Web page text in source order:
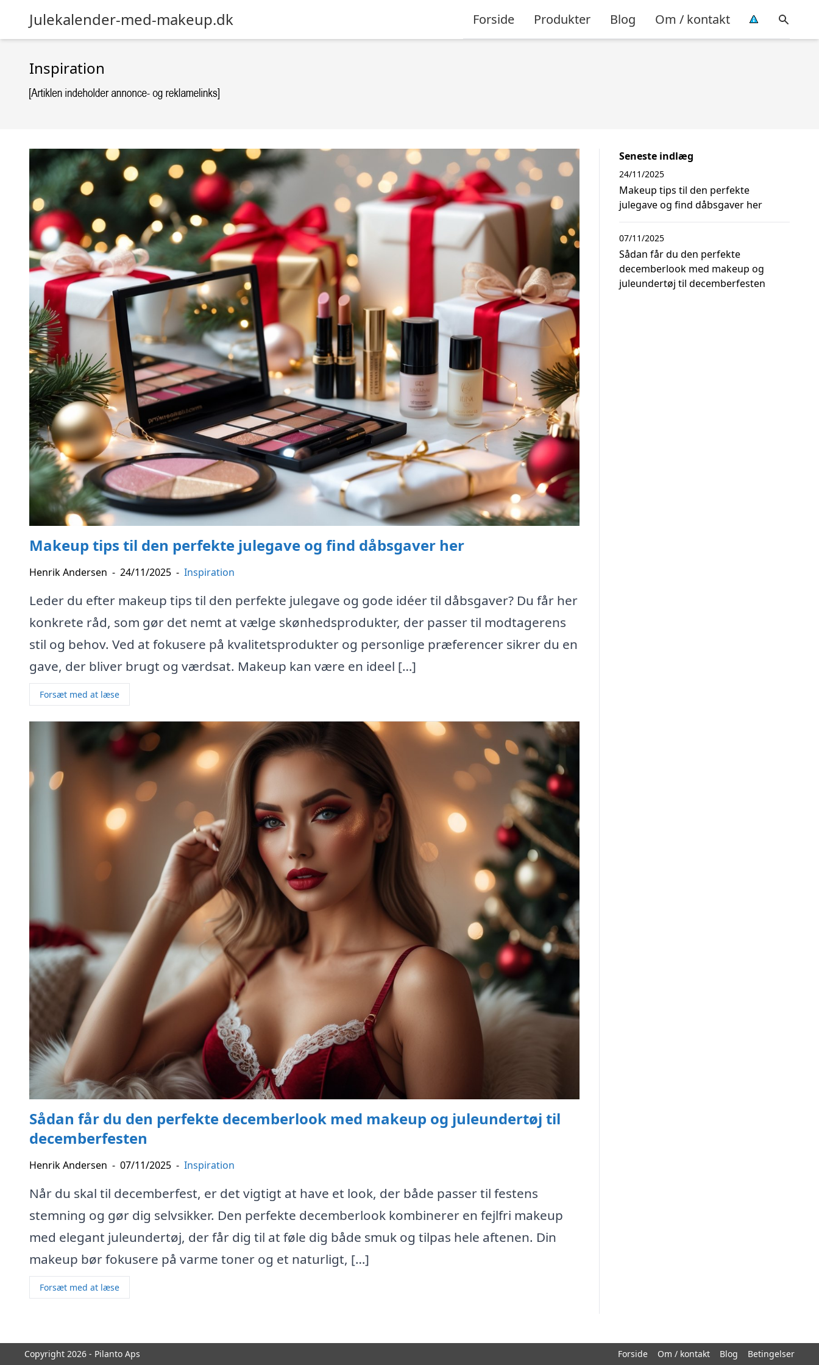
Julekalender-med-makeup.dk Forside Produkter Blog Om / kontakt
Inspiration
Makeup tips til den perfekte julegave og find dåbsgaver her
Henrik Andersen - 24/11/2025 - Inspiration
Leder du efter makeup tips til den perfekte julegave og gode idéer til dåbsgaver? Du får her
konkrete råd, som gør det nemt at vælge skønhedsprodukter, der passer til modtagerens
stil og behov. Ved at fokusere på kvalitetsprodukter og personlige præferencer sikrer du en
gave, der bliver brugt og værdsat. Makeup kan være en ideel […]
Forsæt med at læse
Sådan får du den perfekte decemberlook med makeup og juleundertøj til
decemberfesten
Henrik Andersen - 07/11/2025 - Inspiration
Når du skal til decemberfest, er det vigtigt at have et look, der både passer til festens
stemning og gør dig selvsikker. Den perfekte decemberlook kombinerer en fejlfri makeup
med elegant juleundertøj, der får dig til at føle dig både smuk og tilpas hele aftenen. Din
makeup bør fokusere på varme toner og et naturligt, […]
Forsæt med at læse
Seneste indlæg
Makeup tips til den perfekte
julegave og find dåbsgaver her
24/11/2025
Sådan får du den perfekte
decemberlook med makeup og
juleundertøj til decemberfesten
07/11/2025
Copyright 2026 - Pilanto Aps Forside Om / kontakt Blog Betingelser